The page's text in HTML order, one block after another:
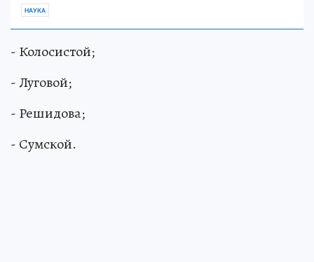
НАУКА
- Колосистой;
- Луговой;
- Решидова;
- Сумской.